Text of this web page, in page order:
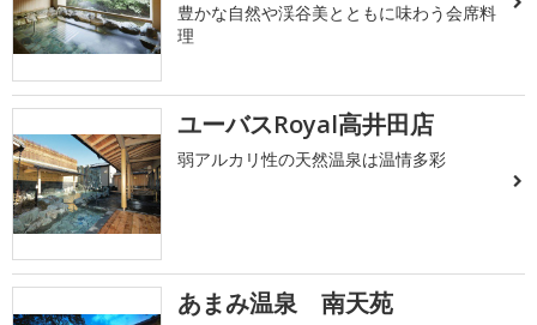
豊かな自然や渓谷美とともに味わう会席料
理
ユーバスRoyal高井田店
弱アルカリ性の天然温泉は温情多彩
あまみ温泉 南天苑